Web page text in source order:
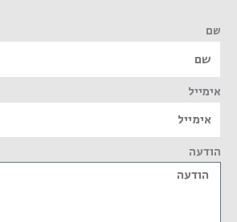
שם
אימייל
הודעה